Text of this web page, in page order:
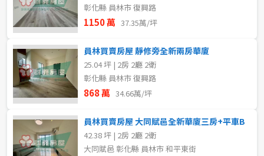
彰化縣 員林市 復興路
1150 萬 37.35萬/坪
員林買賣房屋 靜修旁全新兩房華廈
25.04 坪 | 2房 2廳 2衛
彰化縣 員林市 復興路
868 萬 34.66萬/坪
員林買賣房屋 大同賦邑全新華廈三房+平車B
42.38 坪 | 2房 2廳 2衛
大同賦邑 彰化縣 員林市 和平東街